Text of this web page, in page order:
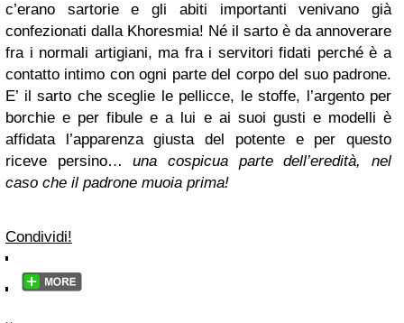
c’erano sartorie e gli abiti importanti venivano già
confezionati dalla Khoresmia! Né il sarto è da annoverare
fra i normali artigiani, ma fra i servitori fidati perché è a
contatto intimo con ogni parte del corpo del suo padrone.
E’ il sarto che sceglie le pellicce, le stoffe, l’argento per
borchie e per fibule e a lui e ai suoi gusti e modelli è
affidata l’apparenza giusta del potente e per questo
riceve persino…una cospicua parte dell’eredità, nel
caso che il padrone muoia prima!
Condividi!